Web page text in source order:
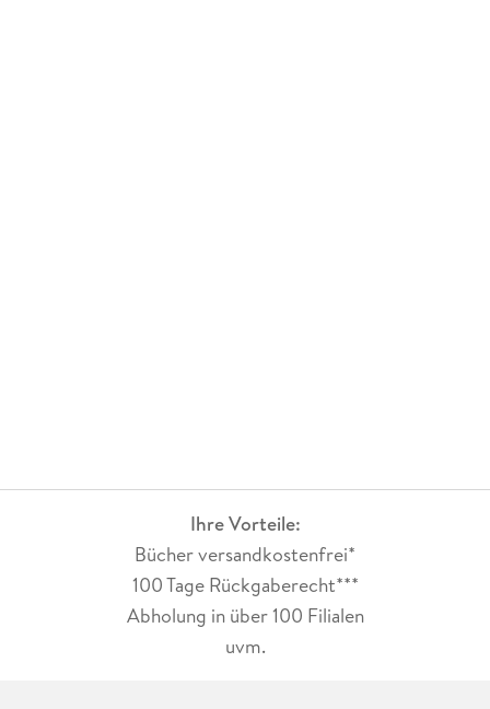
Ihre Vorteile:
Bücher versandkostenfrei*
100 Tage Rückgaberecht***
Abholung in über 100 Filialen
uvm.